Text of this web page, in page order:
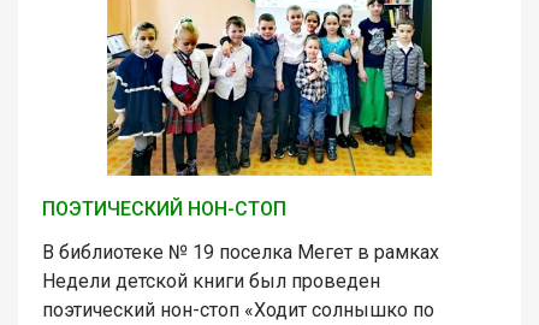
ПОЭТИЧЕСКИЙ НОН-СТОП
В библиотеке № 19 поселка Мегет в рамках
Недели детской книги был проведен
поэтический нон-стоп «Ходит солнышко по